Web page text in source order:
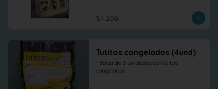
$4.200
Tutitos congelados (4und)
1 Bolsa de 3 unidades de tutitos
congelados